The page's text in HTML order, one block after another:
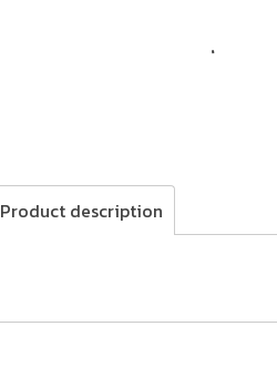
Product description